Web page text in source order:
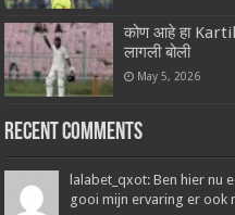
कोण आहे हा Kartik
लागली बोली
May 5, 2026
Recent Comments
lalabet_qxot: Ben hier nu
gooi mijn ervaring er ook